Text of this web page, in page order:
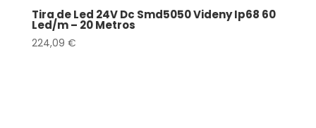
Tira de Led 24V Dc Smd5050 Videny Ip68 60
Led/m – 20 Metros
224,09 €